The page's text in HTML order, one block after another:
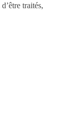
traités,